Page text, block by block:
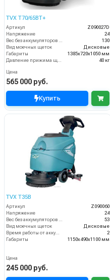
TVX T70/65BT+
Артикул
Z090027D
Напряжение
24
130
Вид моечных щеток
Дисковые
Габариты
1385х720х1050 мм
40 кг
Цена
565 000 руб.
Купить
TVX T35B
Артикул
Z090060
Напряжение
24
Вес без аккумуляторов (кг)
53
Вид моечных щеток
Дисковые
Время работы от аккумуляторов (ч)
2
Габариты
1150х490х1100 мм
Цена
245 000 руб.